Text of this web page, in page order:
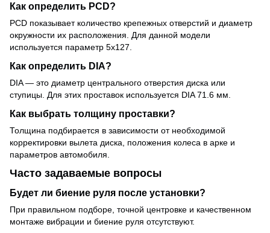
Как определить PCD?
PCD показывает количество крепежных отверстий и диаметр
окружности их расположения. Для данной модели
используется параметр 5x127.
Как определить DIA?
DIA — это диаметр центрального отверстия диска или
ступицы. Для этих проставок используется DIA 71.6 мм.
Как выбрать толщину проставки?
Толщина подбирается в зависимости от необходимой
корректировки вылета диска, положения колеса в арке и
параметров автомобиля.
Часто задаваемые вопросы
Будет ли биение руля после установки?
При правильном подборе, точной центровке и качественном
монтаже вибрации и биение руля отсутствуют.